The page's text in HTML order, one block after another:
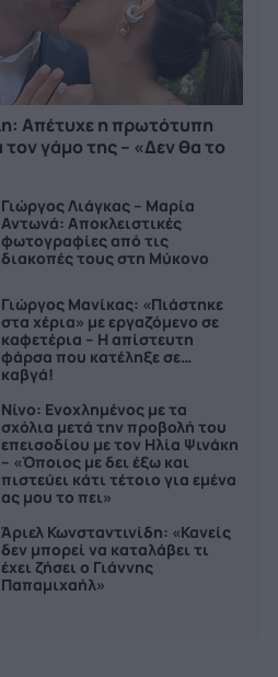
Απέτυχε η πρωτότυπη
τον γάμο της – «Δεν θα το
Γιώργος Λιάγκας – Μαρία
Αντωνά: Αποκλειστικές
φωτογραφίες από τις
διακοπές τους στη Μύκονο
Γιώργος Μανίκας: «Πιάστηκε
στα χέρια» με εργαζόμενο σε
καφετέρια – Η απίστευτη
φάρσα που κατέληξε σε…
καβγά!
Νίνο: Ενοχλημένος με τα
σχόλια μετά την προβολή του
επεισοδίου με τον Ηλία Ψινάκη
– «Όποιος με δει έξω και
πιστεύει κάτι τέτοιο για εμένα
ας μου το πει»
Άριελ Κωνσταντινίδη: «Κανείς
δεν μπορεί να καταλάβει τι
έχει ζήσει ο Γιάννης
Παπαμιχαήλ»